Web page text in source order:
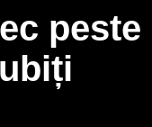
peste